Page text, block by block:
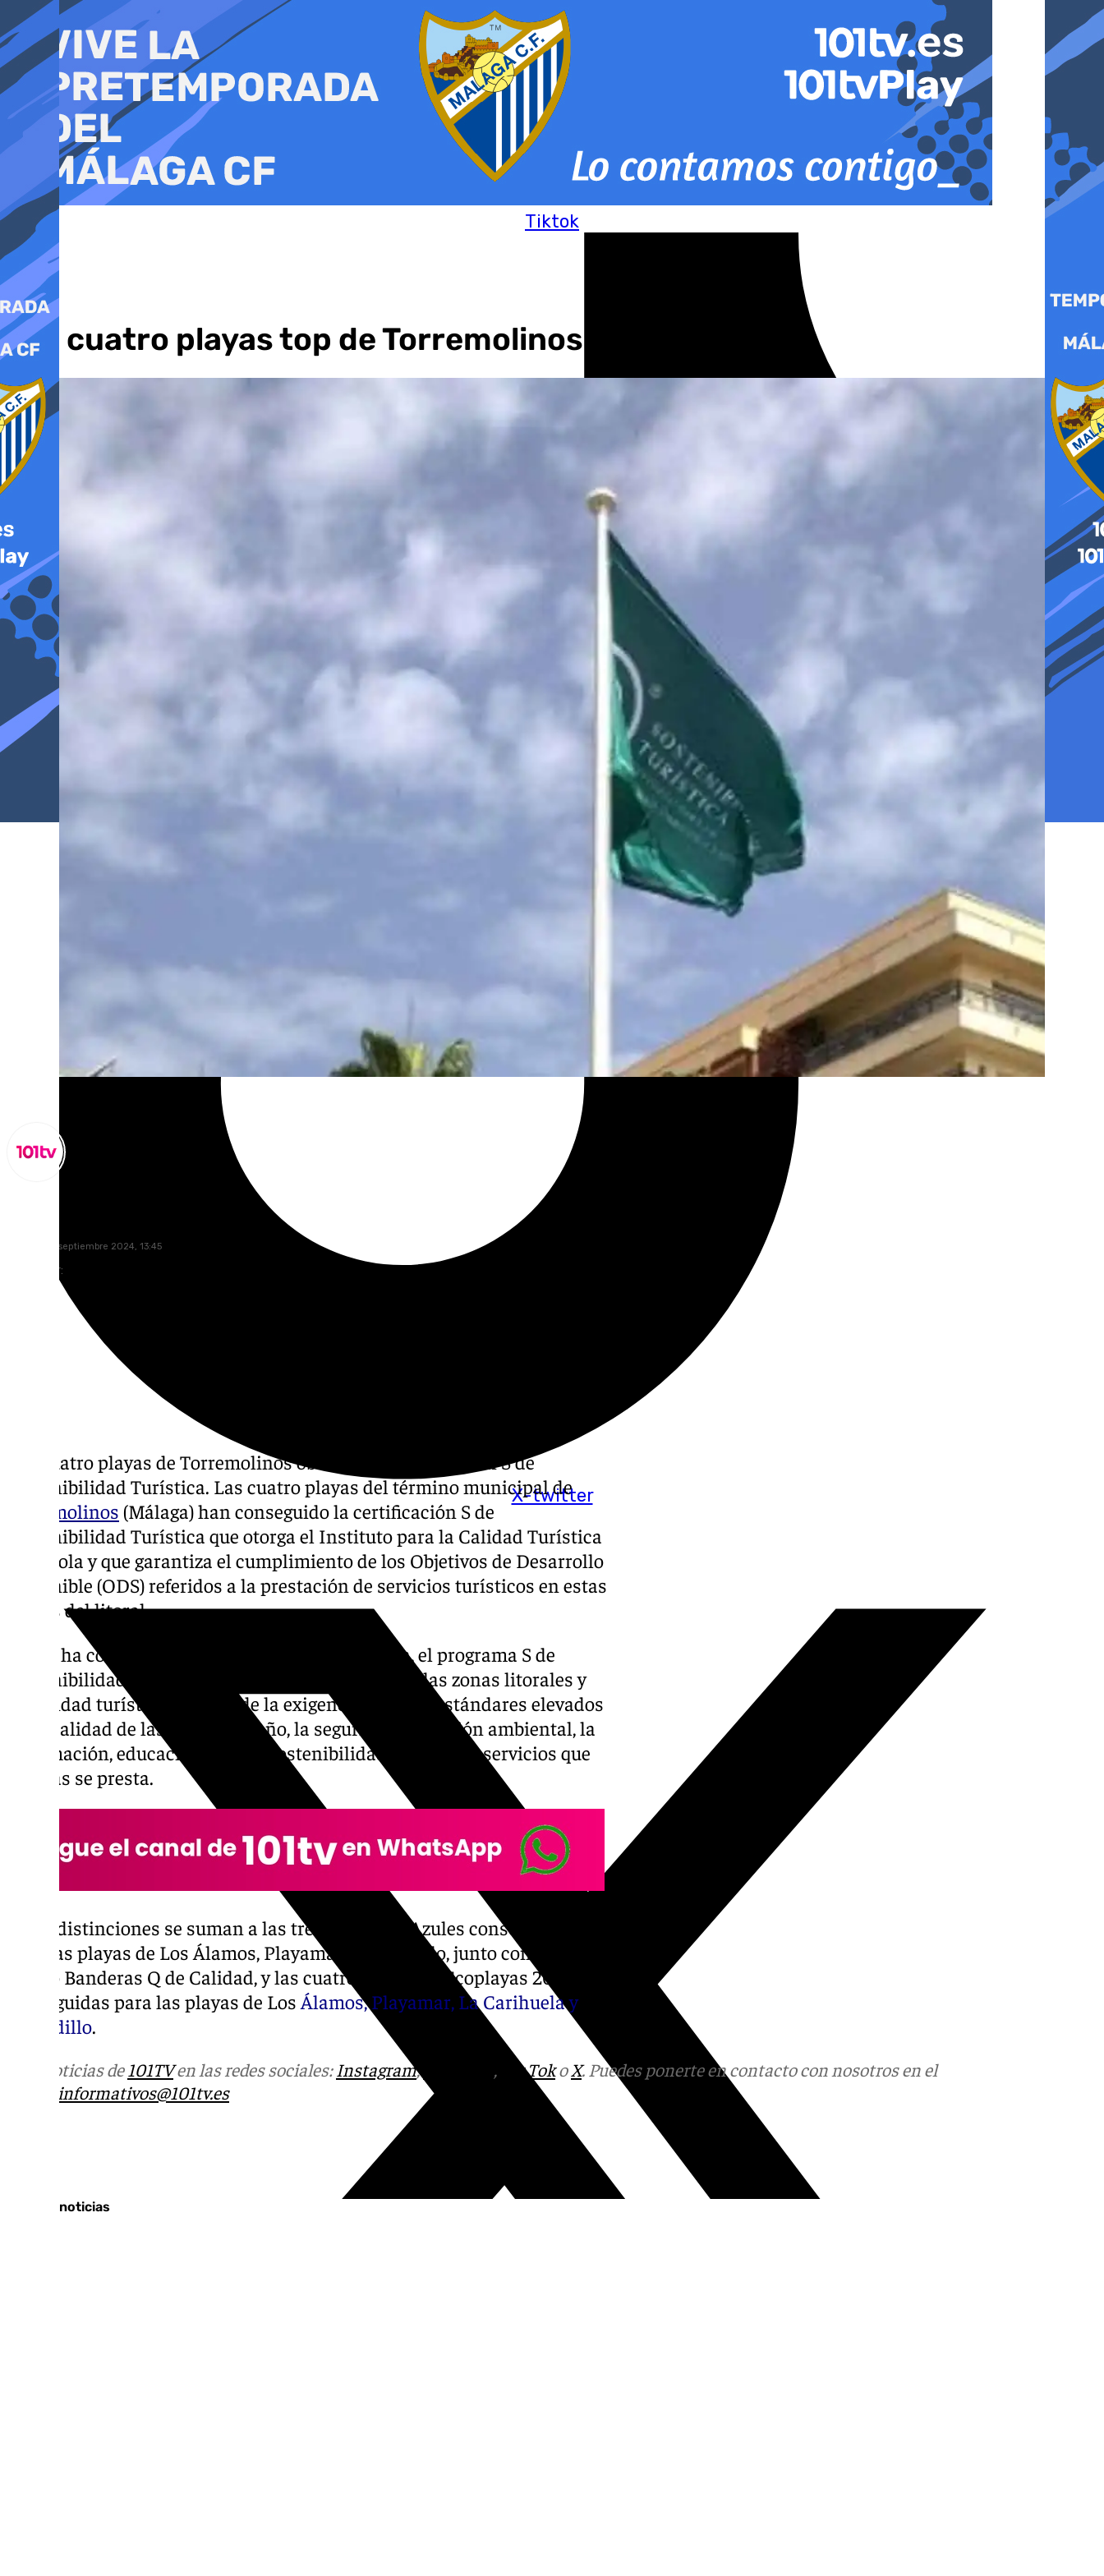
al
contenido
Tiktok
X-twitter
Las cuatro playas top de Torremolinos
domingo, 1 septiembre 2024, 13:45
Compartir:
Las cuatro playas de Torremolinos obtienen la certificación S de
Sostenibilidad Turística. Las cuatro playas del término municipal de
Torremolinos (Málaga) han conseguido la certificación S de
Sostenibilidad Turística que otorga el Instituto para la Calidad Turística
Española y que garantiza el cumplimiento de los Objetivos de Desarrollo
Sostenible (ODS) referidos a la prestación de servicios turísticos en estas
playas del litoral.
Según ha comunicado el Consistorio en una nota, el programa S de
Sostenibilidad certifica el desarrollo sostenible de las zonas litorales y
su calidad turística a través de la exigencia de unos estándares elevados
en la calidad de las aguas de baño, la seguridad, la gestión ambiental, la
información, educación para la sostenibilidad y todos los servicios que
en ellas se presta.
Estas distinciones se suman a las tres Banderas Azules conseguidas
para las playas de Los Álamos, Playamar y Bajondillo, junto con las
cuatro Banderas Q de Calidad, y las cuatro Banderas Ecoplayas 2024,
conseguidas para las playas de Los Álamos, Playamar, La Carihuela y
Bajondillo.
Más noticias de 101TVen las redes sociales: Instagram, , Tik TokoX. Puedes ponerte en contacto con nosotros en el
informativos@101tv.es
Últimas noticias